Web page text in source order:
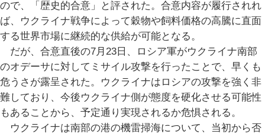
ので、「歴史的合意」と評された。合意内容が履行されれ
ば、ウクライナ戦争によって穀物や飼料価格の高騰に直面
する世界市場に継続的な供給が可能となる。
だが、合意直後の7月23日、ロシア軍がウクライナ南部
のオデーサに対してミサイル攻撃を行ったことで、早くも
危うさが露呈された。ウクライナはロシアの攻撃を強く非
難しており、今後ウクライナ側が態度を硬化させる可能性
もあることから、予定通り実現されるか危惧される。
ウクライナは南部の港の機雷掃海について、当初から否